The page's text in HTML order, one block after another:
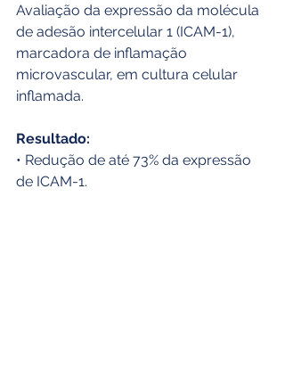
Avaliação da expressão da molécula
de adesão intercelular 1 (ICAM-1),
marcadora de inflamação
microvascular, em cultura celular
inflamada.
Resultado:
• Redução de até 73% da expressão
de ICAM-1.